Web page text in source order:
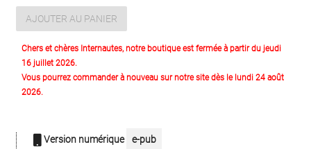
AJOUTER AU PANIER
Chers et chères Internautes, notre boutique est fermée à partir du jeudi
16 juillet 2026.
Vous pourrez commander à nouveau sur notre site dès le lundi 24 août
2026.
Version numérique e-pub